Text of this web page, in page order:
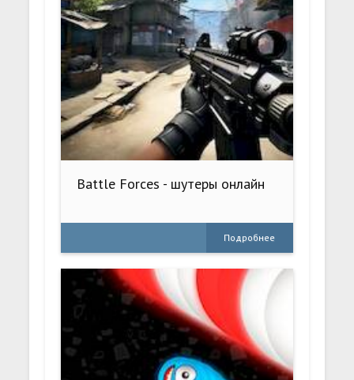
Battle Forces - шутеры онлайн
Подробнее